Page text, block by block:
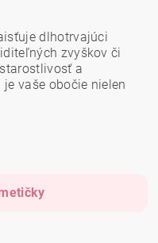
dlhotrvajúci
zvyškov či
a
vaše obočie nielen